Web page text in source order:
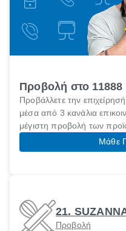
Προβολή στο
Προβάλλετε την
μέσα από 3 κανάλια
μέγιστη προβολή των
Μάθε
21.
Προβολή